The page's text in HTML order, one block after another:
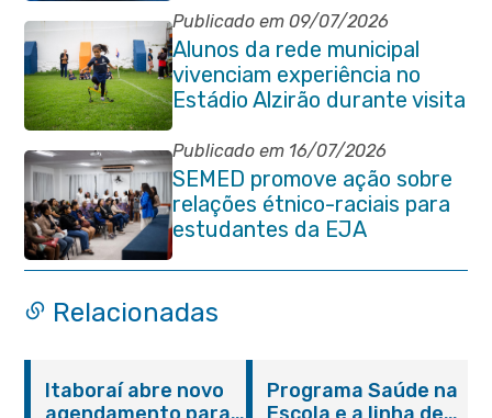
Publicado em 09/07/2026
Alunos da rede municipal
vivenciam experiência no
Estádio Alzirão durante visita
pedagógica
Publicado em 16/07/2026
SEMED promove ação sobre
relações étnico-raciais para
estudantes da EJA
Relacionadas
Itaboraí abre novo
Programa Saúde na